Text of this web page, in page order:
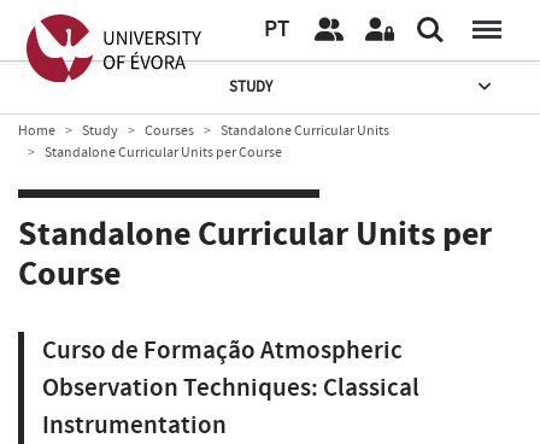
PT
STUDY
Home Study Courses
Standalone Curricular Units
Standalone Curricular Units per Course
Standalone Curricular Units per
Course
Curso de Formação Atmospheric
Observation Techniques: Classical
Instrumentation